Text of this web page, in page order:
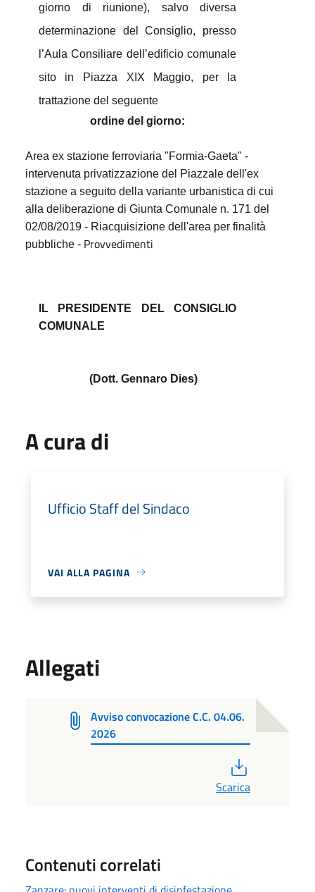
giorno di riunione), salvo diversa
determinazione del Consiglio, presso
l’Aula Consiliare dell’edificio comunale
sito in Piazza XIX Maggio, per la
trattazione del seguente
ordine del giorno:
Area ex stazione ferroviaria "Formia-Gaeta" -
intervenuta privatizzazione del Piazzale dell'ex
stazione a seguito della variante urbanistica di cui
alla deliberazione di Giunta Comunale n. 171 del
02/08/2019 - Riacquisizione dell'area per finalità
pubbliche - Provvedimenti
IL PRESIDENTE DEL CONSIGLIO
COMUNALE
(Dott. Gennaro Dies)
A cura di
Ufficio Staff del Sindaco
VAI ALLA PAGINA
Allegati
Avviso convocazione C.C. 04.06.
2026
Scarica
Contenuti correlati